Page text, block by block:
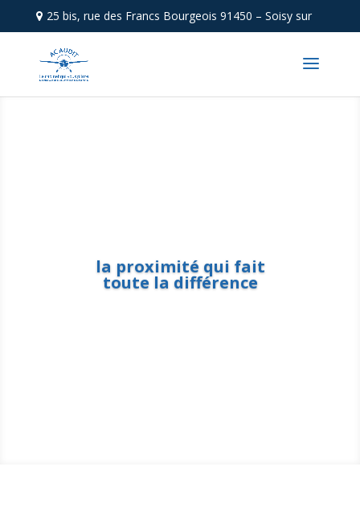
25 bis, rue des Francs Bourgeois 91450 – Soisy sur
Seine|
la proximité qui fait
toute la différence